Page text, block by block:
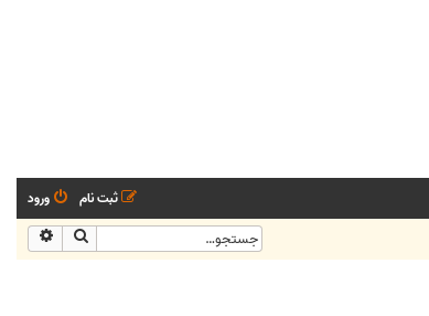
ورود
ثبت نام
جستجو